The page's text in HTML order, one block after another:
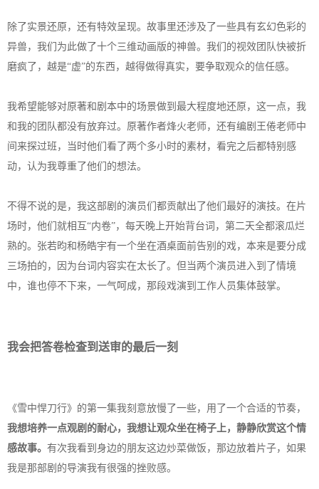
除了实景还原，还有特效呈现。故事里还涉及了一些具有玄幻色彩的
异兽，我们为此做了十个三维动画版的神兽。我们的视效团队快被折
磨疯了，越是“虚”的东西，越得做得真实，要争取观众的信任感。
我希望能够对原著和剧本中的场景做到最大程度地还原，这一点，我
和我的团队都没有放弃过。原著作者烽火老师，还有编剧王倦老师中
间来探过班，当时他们看了两个多小时的素材，看完之后都特别感
动，认为我尊重了他们的想法。
不得不说的是，我这部剧的演员们都贡献出了他们最好的演技。在片
场时，他们就相互“内卷”，每天晚上开始背台词，第二天全都滚瓜烂
熟的。张若昀和杨皓宇有一个坐在酒桌面前告别的戏，本来是要分成
三场拍的，因为台词内容实在太长了。但当两个演员进入到了情境
中，谁也停不下来，一气呵成，那段戏演到工作人员集体鼓掌。
我会把答卷检查到送审的最后一刻
《雪中悍刀行》的第一集我刻意放慢了一些，用了一个合适的节奏，
我想培养一点观剧的耐心，我想让观众坐在椅子上，静静欣赏这个情
感故事。 有次我看到身边的朋友这边炒菜做饭，那边放着片子，如果
我是那部剧的导演我有很强的挫败感。